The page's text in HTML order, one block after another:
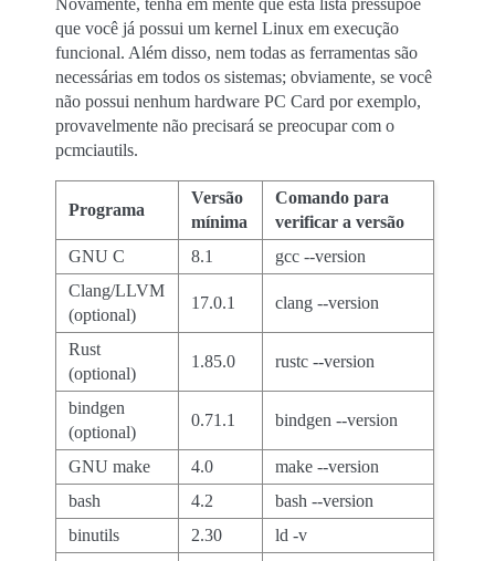
Novamente, tenha em mente que esta lista pressupõe
que você já possui um kernel Linux em execução
funcional. Além disso, nem todas as ferramentas são
necessárias em todos os sistemas; obviamente, se você
não possui nenhum hardware PC Card por exemplo,
provavelmente não precisará se preocupar com o
pcmciautils.
Programa
Versão
mínima
Comando para
verificar a versão
GNU C
8.1
gcc --version
Clang/LLVM
(optional)
17.0.1 clang --version
Rust
(optional)
1.85.0 rustc --version
bindgen
(optional)
0.71.1 bindgen --version
GNU make 4.0
make --version
bash
4.2
bash --version
binutils
2.30
ld -v